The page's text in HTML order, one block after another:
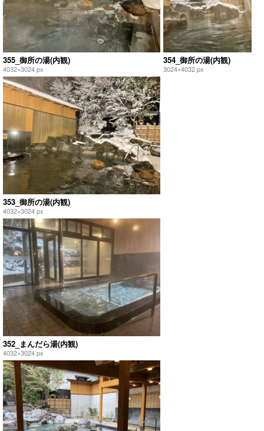
355_御所の湯(内観)
4032×3024 px
354_御所の湯(内観)
3024×4032 px
353_御所の湯(内観)
4032×3024 px
352_まんだら湯(内観)
4032×3024 px